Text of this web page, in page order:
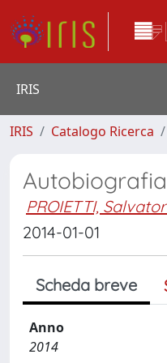
IRIS
IRIS Catalogo Ricerca
Autobiografia
PROIETTI,
2014-01-01
Scheda breve
Anno
2014